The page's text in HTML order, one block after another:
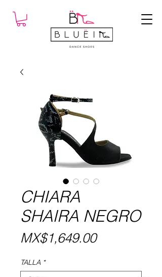
CHIARA
SHAIRA NEGRO
MX$1,649.00Price
TALLA *